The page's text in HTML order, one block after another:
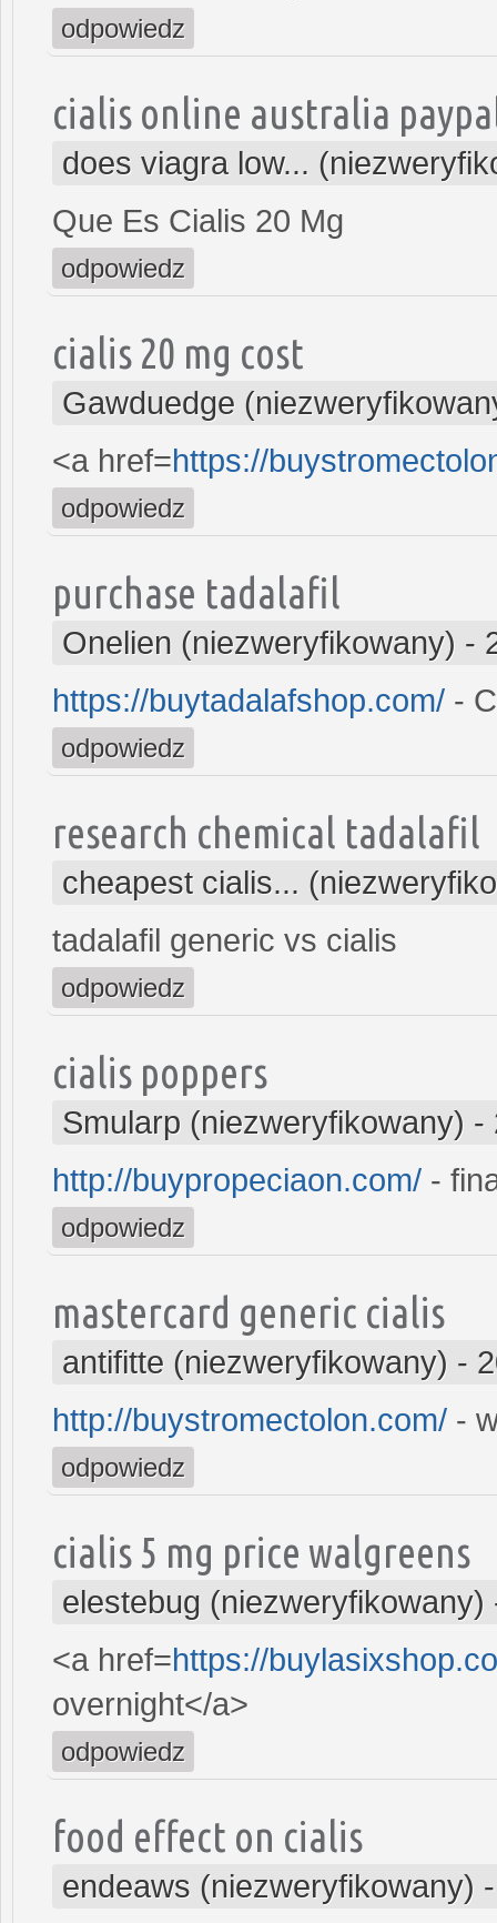
odpowiedz
cialis online australia
does viagra low...
Que Es Cialis 20 Mg
odpowiedz
cialis 20 mg cost
Gawduedge
<a href=https://
odpowiedz
purchase tadalafil
Onelien (niezweryfikowany) -
https://buytadalafshop.com/ -
odpowiedz
research chemical tadalafil
cheapest cialis...
tadalafil generic vs cialis
odpowiedz
cialis poppers
Smularp (niezweryfikowany) -
http://buypropeciaon.com/ -
odpowiedz
mastercard generic cialis
antifitte (niezweryfikowany) -
http://buystromectolon.com/ -
odpowiedz
cialis 5 mg price walgreens
elestebug (niezweryfikowany)
<a href=https://
overnight</a>
odpowiedz
food effect on cialis
endeaws (niezweryfikowany)